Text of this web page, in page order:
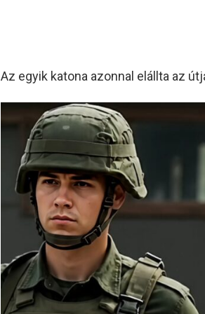
Az egyik katona azonnal elállta az